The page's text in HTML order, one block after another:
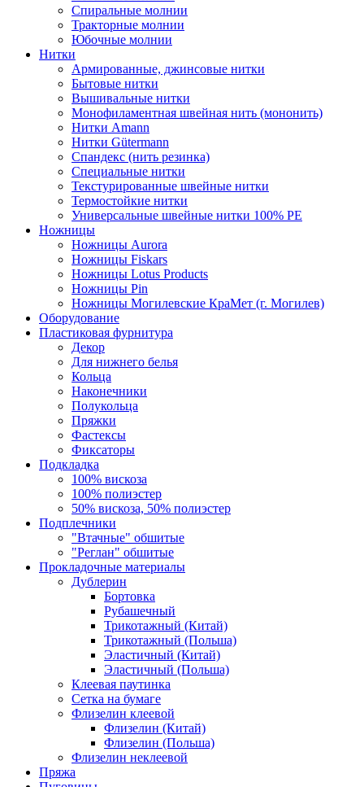
Спиральные молнии
Тракторные молнии
Юбочные молнии
Нитки
Армированные, джинсовые нитки
Бытовые нитки
Вышивальные нитки
Монофиламентная швейная нить (мононить)
Нитки Amann
Нитки Gütermann
Спандекс (нить резинка)
Специальные нитки
Текстурированные швейные нитки
Термостойкие нитки
Универсальные швейные нитки 100% PE
Ножницы
Ножницы Aurora
Ножницы Fiskars
Ножницы Lotus Products
Ножницы Pin
Ножницы Могилевские КраМет (г. Могилев)
Оборудование
Пластиковая фурнитура
Декор
Для нижнего белья
Кольца
Наконечники
Полукольца
Пряжки
Фастексы
Фиксаторы
Подкладка
100% вискоза
100% полиэстер
50% вискоза, 50% полиэстер
Подплечники
"Втачные" обшитые
"Реглан" обшитые
Прокладочные материалы
Дублерин
Бортовка
Рубашечный
Трикотажный (Китай)
Трикотажный (Польша)
Эластичный (Китай)
Эластичный (Польша)
Клеевая паутинка
Сетка на бумаге
Флизелин клеевой
Флизелин (Китай)
Флизелин (Польша)
Флизелин неклеевой
Пряжа